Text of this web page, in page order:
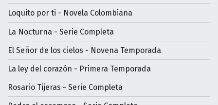
Loquito por ti - Novela Colombiana
La Nocturna - Serie Completa
El Señor de los cielos - Novena Temporada
La ley del corazón - Primera Temporada
Rosario Tijeras - Serie Completa